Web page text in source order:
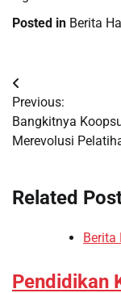
Posted in Berita
Post
navigation
Previous:
Bangkitnya
Merevolusi
Related
Berita
Pendidikan